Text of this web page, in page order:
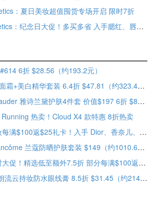
：夏日美妆超值囤货专场开启 限时7折
纪念日大促！多买多省 入手腮红、唇釉等 至高7折优惠
6折 $28.56（约193.2元）
Kiehl's 科颜氏高保湿面霜+美白精华套装 6.4折 $47.81（约323.42元）
凑单减$25！Estée Lauder 雅诗兰黛护肤4件套 价值$197 6折 $82.8（约564.36元）
热卖！Cloud X4 款特惠 8折热卖
Bloomingdales：美妆每满$100返$25礼卡！入手 Dior、香奈儿、兰蔻等 部分送礼
送礼包+$25礼卡！Lancôme 兰蔻防晒护肤套装 $149（约1010.62元）
Bloomingdales：限时大促！精选低至额外7.5折 部分每满$100返$25礼卡
Bobbi Brown 芭比波朗流云持妆防水眼线膏 8.5折 $31.45（约214.4元）